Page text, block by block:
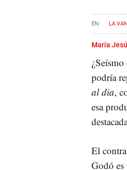
LA
María
podría
al dia,
esa
El
Godó es